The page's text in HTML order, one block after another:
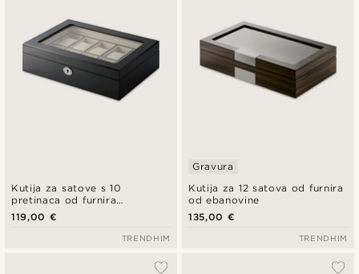
Kutija za satove s 10
pretinaca od furnira
karbonskih vlakana
119,00 €
TRENDHIM
Kutija za 12 satova od furnira
od ebanovine
Gravura
135,00 €
TRENDHIM